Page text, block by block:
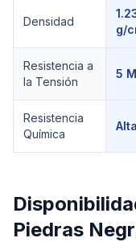
Densidad
g/
Resistencia a
la Tensión
5
Resistencia
Química
Alta
Piedras